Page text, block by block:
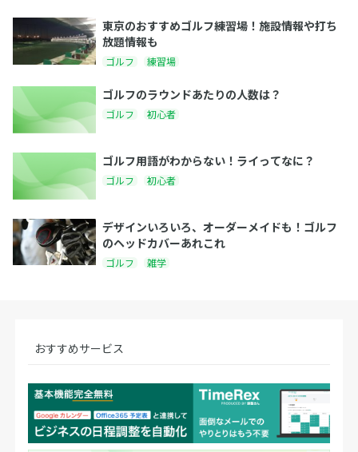
東京のおすすめゴルフ練習場！施設情報や打ち
放題情報も
ゴルフ 練習場
ゴルフのラウンドあたりの人数は？
ゴルフ 初心者
ゴルフ用語がわからない！ライってなに？
ゴルフ 初心者
デザインいろいろ、オーダーメイドも！ゴルフ
のヘッドカバーあれこれ
ゴルフ 雑学
おすすめサービス